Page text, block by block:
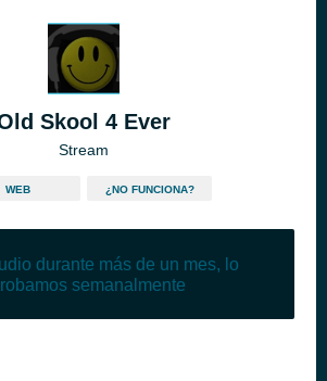
Skool 4 Ever
Stream
WEB ¿NO FUNCIONA?
durante más de un mes, lo
semanalmente